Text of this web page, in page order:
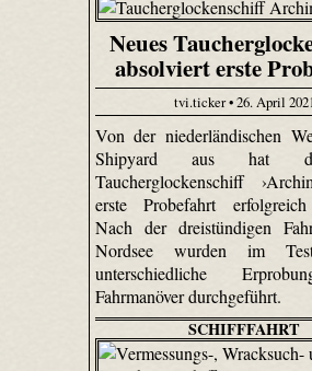
Neues
absolviert erste
tvi.ticker • 26. April
Von der niederländischen
Shipyard aus hat
Taucherglockenschiff
erste Probefahrt
Nach der dreistündigen
Nordsee wurden im
unterschiedliche
Fahrmanöver durchgeführt.
SCHIFFFAHRT